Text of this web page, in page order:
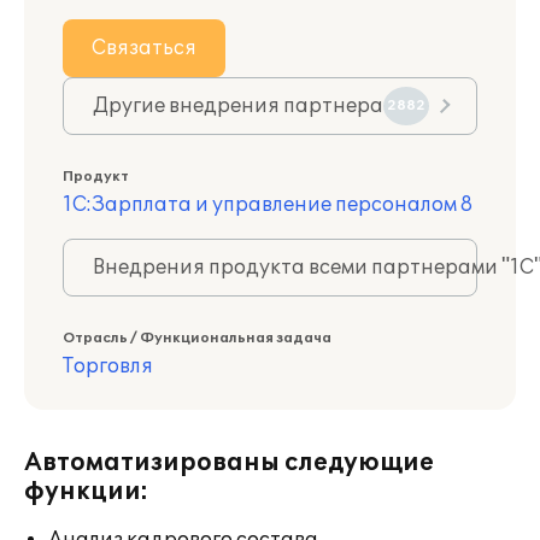
Связаться
Другие внедрения партнера 2882
Продукт
1С:Зарплата и управление персоналом 8
Внедрения продукта всеми партнерами
Отрасль / Функциональная задача
Торговля
Автоматизированы следующие
функции: